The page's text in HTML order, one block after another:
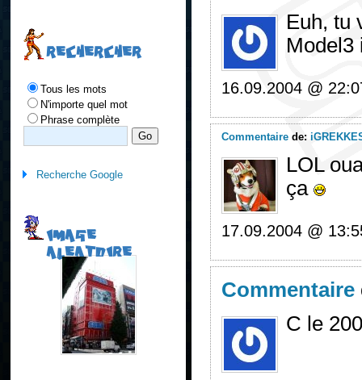
Euh, tu
16.09.2004 @
Commentaire de:
LOL
ça
17.09.2004 @
Commentaire
C le
RECHERCHER
Tous les mots
N'importe quel mot
Phrase complète
Recherche Google
IMAGE
ALEATOIRE